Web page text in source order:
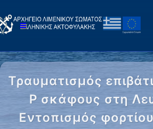
Τραυματισμός
Ρ σκάφους στη
Εντοπισμός